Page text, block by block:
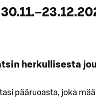
herkullisesta
pääruoasta, joka